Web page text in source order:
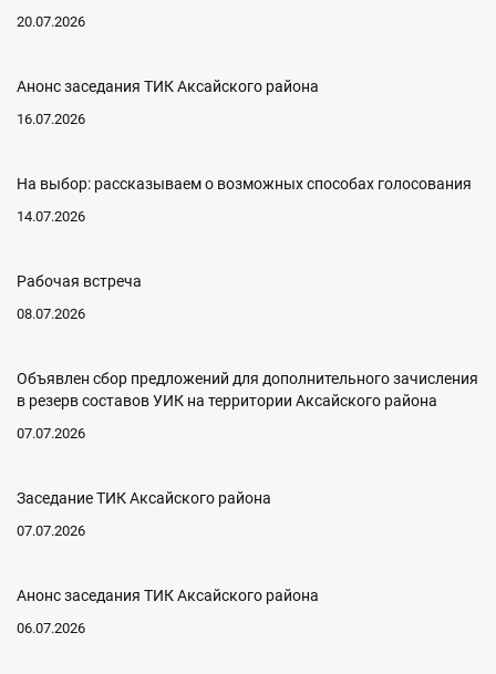
20.07.2026
Анонс заседания ТИК Аксайского района
16.07.2026
На выбор: рассказываем о возможных способах голосования
14.07.2026
Рабочая встреча
08.07.2026
Объявлен сбор предложений для дополнительного зачисления
в резерв составов УИК на территории Аксайского района
07.07.2026
Заседание ТИК Аксайского района
07.07.2026
Анонс заседания ТИК Аксайского района
06.07.2026